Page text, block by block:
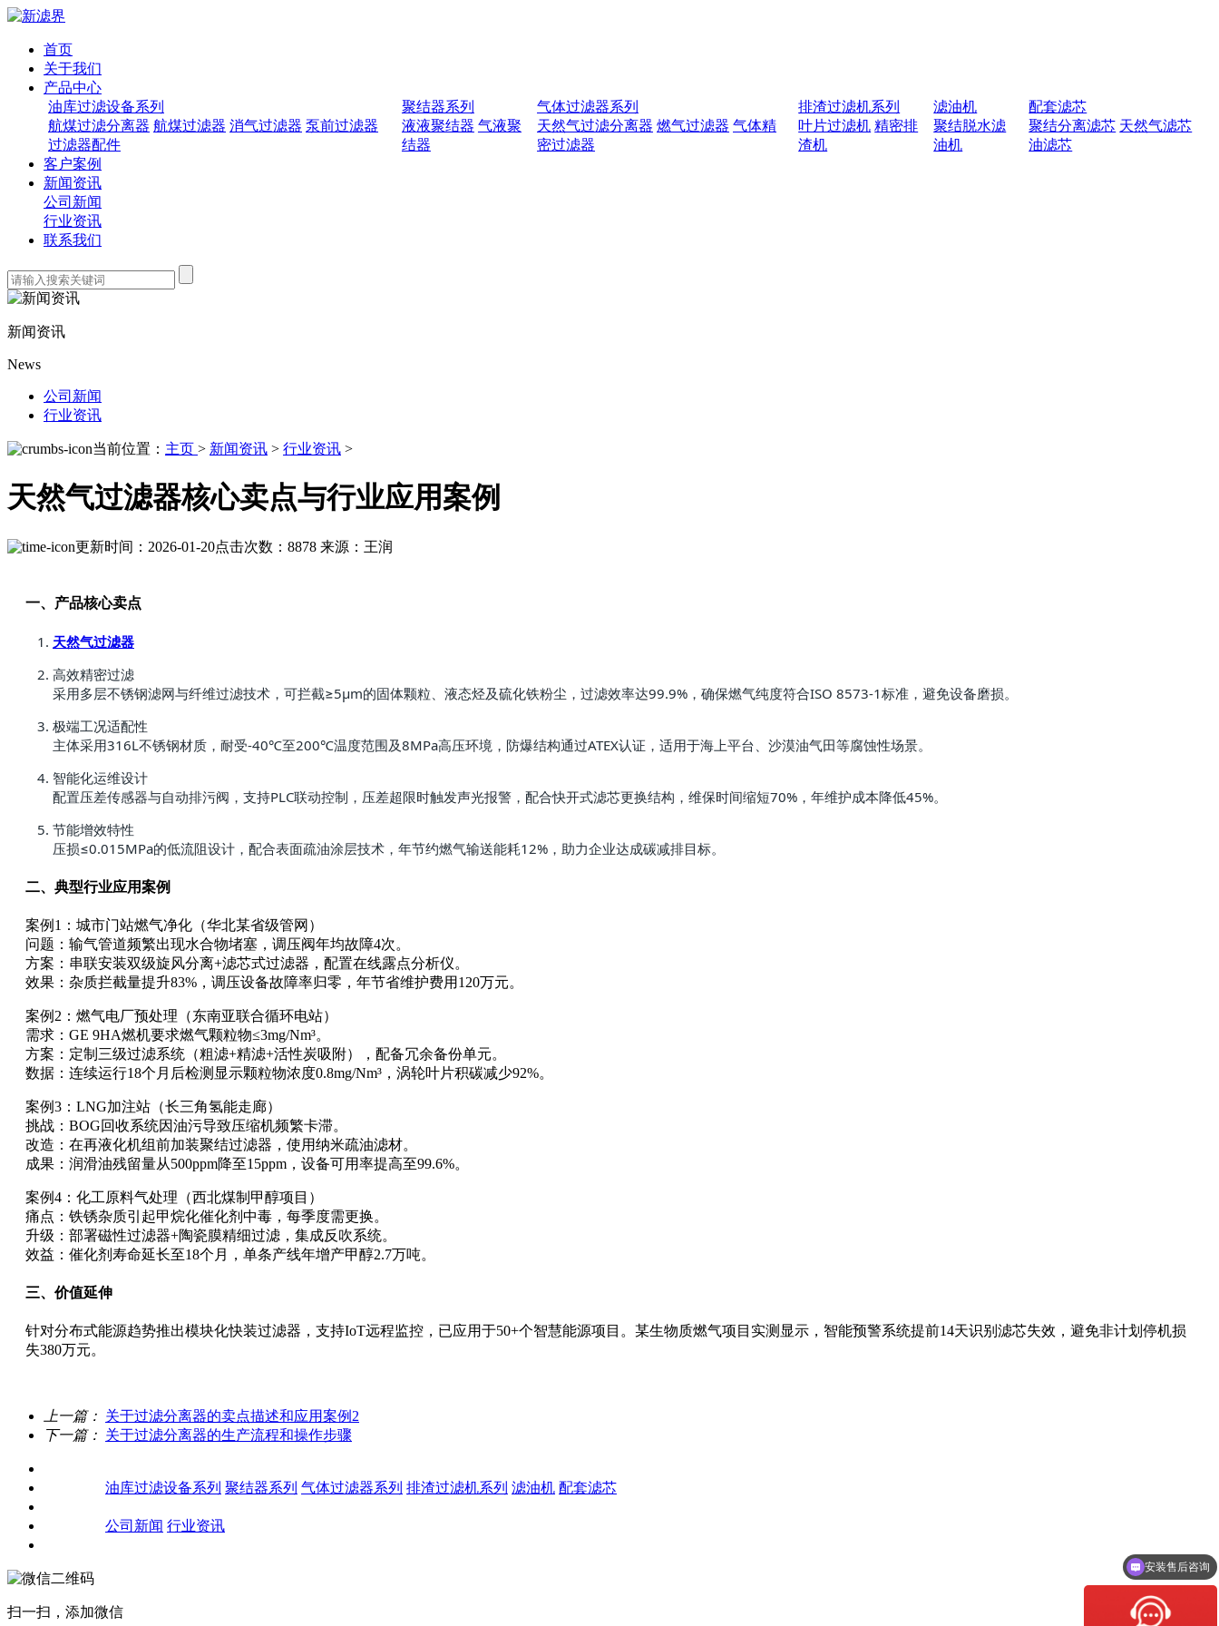
首页
关于我们
产品中心
油库过滤设备系列
航煤过滤分离器 航煤过滤器 消气过滤器 泵前过滤器
过滤器配件
聚结器系列
液液聚结器 气液聚
结器
气体过滤器系列
天然气过滤分离器 燃气过滤器 气体精
密过滤器
排渣过滤机系列
叶片过滤机 精密排
渣机
滤油机
聚结脱水滤
油机
配套滤芯
聚结分离滤芯 天然气滤芯
油滤芯
客户案例
新闻资讯
公司新闻
行业资讯
联系我们
新闻资讯
News
公司新闻
行业资讯
当前位置： 主页 > 新闻资讯 > 行业资讯 >
天然气过滤器核心卖点与行业应用案例
更新时间：2026-01-20点击次数：8878 来源：王润
一、产品核心卖点
天然气过滤器
高效精密过滤
采用多层不锈钢滤网与纤维过滤技术，可拦截≥5μm的固体颗粒、液态烃及硫化铁粉尘，过滤效率达99.9%，确保燃气纯度符合ISO 8573-1标准，避免设备磨损。
极端工况适配性
主体采用316L不锈钢材质，耐受-40℃至200℃温度范围及8MPa高压环境，防爆结构通过ATEX认证，适用于海上平台、沙漠油气田等腐蚀性场景。
智能化运维设计
配置压差传感器与自动排污阀，支持PLC联动控制，压差超限时触发声光报警，配合快开式滤芯更换结构，维保时间缩短70%，年维护成本降低45%。
节能增效特性
压损≤0.015MPa的低流阻设计，配合表面疏油涂层技术，年节约燃气输送能耗12%，助力企业达成碳减排目标。
二、典型行业应用案例
案例1：城市门站燃气净化（华北某省级管网）
问题：输气管道频繁出现水合物堵塞，调压阀年均故障4次。
方案：串联安装双级旋风分离+滤芯式过滤器，配置在线露点分析仪。
效果：杂质拦截量提升83%，调压设备故障率归零，年节省维护费用120万元。
案例2：燃气电厂预处理（东南亚联合循环电站）
需求：GE 9HA燃机要求燃气颗粒物≤3mg/Nm³。
方案：定制三级过滤系统（粗滤+精滤+活性炭吸附），配备冗余备份单元。
数据：连续运行18个月后检测显示颗粒物浓度0.8mg/Nm³，涡轮叶片积碳减少92%。
案例3：LNG加注站（长三角氢能走廊）
挑战：BOG回收系统因油污导致压缩机频繁卡滞。
改造：在再液化机组前加装聚结过滤器，使用纳米疏油滤材。
成果：润滑油残留量从500ppm降至15ppm，设备可用率提高至99.6%。
案例4：化工原料气处理（西北煤制甲醇项目）
痛点：铁锈杂质引起甲烷化催化剂中毒，每季度需更换。
升级：部署磁性过滤器+陶瓷膜精细过滤，集成反吹系统。
效益：催化剂寿命延长至18个月，单条产线年增产甲醇2.7万吨。
三、价值延伸
针对分布式能源趋势推出模块化快装过滤器，支持IoT远程监控，已应用于50+个智慧能源项目。某生物质燃气项目实测显示，智能预警系统提前14天识别滤芯失效，避免非计划停机损
失380万元。
上一篇： 关于过滤分离器的卖点描述和应用案例2
下一篇： 关于过滤分离器的生产流程和操作步骤
油库过滤设备系列 聚结器系列 气体过滤器系列 排渣过滤机系列 滤油机 配套滤芯
公司新闻 行业资讯
扫一扫，添加微信
安装售后咨询